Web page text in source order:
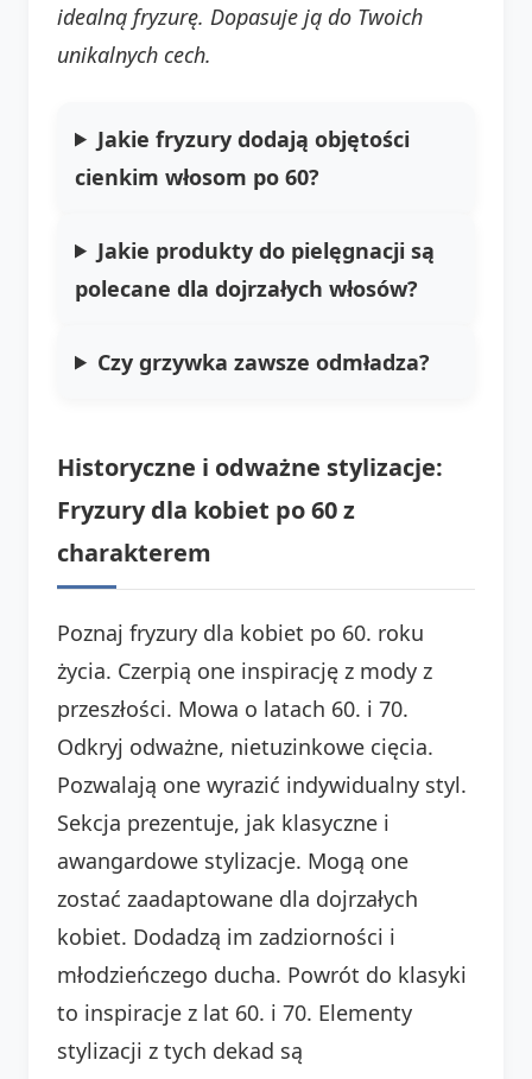
idealną fryzurę. Dopasuje ją do Twoich
unikalnych cech.
Jakie fryzury dodają objętości
cienkim włosom po 60?
Jakie produkty do pielęgnacji są
polecane dla dojrzałych włosów?
Czy grzywka zawsze odmładza?
Historyczne i odważne stylizacje:
Fryzury dla kobiet po 60 z
charakterem
Poznaj fryzury dla kobiet po 60. roku
życia. Czerpią one inspirację z mody z
przeszłości. Mowa o latach 60. i 70.
Odkryj odważne, nietuzinkowe cięcia.
Pozwalają one wyrazić indywidualny styl.
Sekcja prezentuje, jak klasyczne i
awangardowe stylizacje. Mogą one
zostać zaadaptowane dla dojrzałych
kobiet. Dodadzą im zadziorności i
młodzieńczego ducha. Powrót do klasyki
to inspiracje z lat 60. i 70. Elementy
stylizacji z tych dekad są